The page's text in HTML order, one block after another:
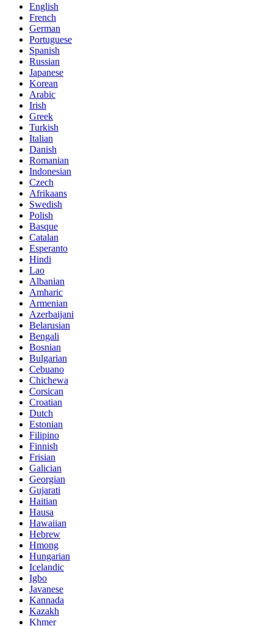
English
French
German
Portuguese
Spanish
Russian
Japanese
Korean
Arabic
Irish
Greek
Turkish
Italian
Danish
Romanian
Indonesian
Czech
Afrikaans
Swedish
Polish
Basque
Catalan
Esperanto
Hindi
Lao
Albanian
Amharic
Armenian
Azerbaijani
Belarusian
Bengali
Bosnian
Bulgarian
Cebuano
Chichewa
Corsican
Croatian
Dutch
Estonian
Filipino
Finnish
Frisian
Galician
Georgian
Gujarati
Haitian
Hausa
Hawaiian
Hebrew
Hmong
Hungarian
Icelandic
Igbo
Javanese
Kannada
Kazakh
Khmer